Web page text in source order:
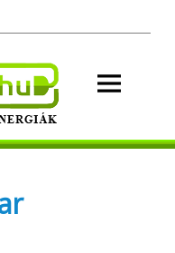
energiák.